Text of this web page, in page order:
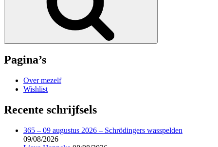
Pagina’s
Over mezelf
Wishlist
Recente schrijfsels
365 – 09 augustus 2026 – Schrödingers wasspelden
09/08/2026